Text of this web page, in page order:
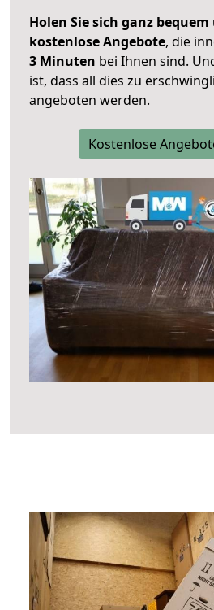
Holen Sie sich ganz
kostenlose Angebote, die
3 Minuten bei Ihnen sind.
ist, dass all dies zu
angeboten werden.
Kostenlose